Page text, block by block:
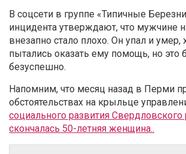
В соцсети в группе «Типичные
инцидента утверждают, что мужчине
внезапно стало плохо. Он упал и умер,
пытались оказать ему помощь, но это
безуспешно.
Напомним, что месяц назад в Перми
обстоятельствах на крыльце
социального развития Свердловского
скончалась 50-летняя женщина..